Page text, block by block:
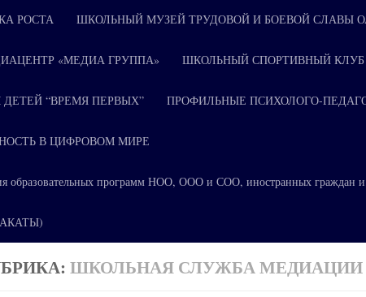
РОСТА ШКОЛЬНЫЙ МУЗЕЙ ТРУДОВОЙ И БОЕВОЙ СЛАВЫ
«МЕДИА ГРУППА» ШКОЛЬНЫЙ СПОРТИВНЫЙ КЛУБ
“ВРЕМЯ ПЕРВЫХ” ПРОФИЛЬНЫЕ ПСИХОЛОГО-
В ЦИФРОВОМ МИРЕ
образовательных программ НОО, ООО и СОО, иностранных граждан
ШКОЛЬНАЯ СЛУЖБА МЕДИАЦИИ